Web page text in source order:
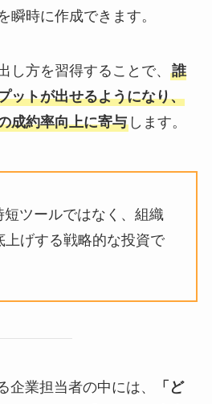
瞬時に作成できます。
し方を習得することで、
誰
ットが出せるようになり、
成約率向上に寄与します。
ツールではなく、組織
上げする戦略的な投資で
企業担当者の中には、
「ど